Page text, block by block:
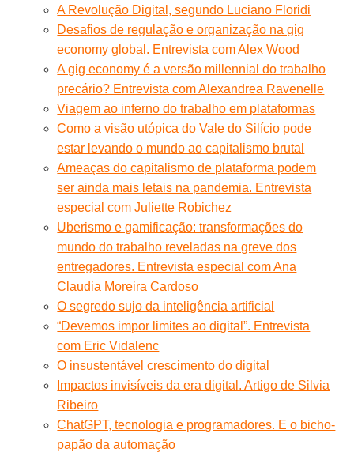
A Revolução Digital, segundo Luciano Floridi
Desafios de regulação e organização na gig
economy global. Entrevista com Alex Wood
A gig economy é a versão millennial do trabalho
precário? Entrevista com Alexandrea Ravenelle
Viagem ao inferno do trabalho em plataformas
Como a visão utópica do Vale do Silício pode
estar levando o mundo ao capitalismo brutal
Ameaças do capitalismo de plataforma podem
ser ainda mais letais na pandemia. Entrevista
especial com Juliette Robichez
Uberismo e gamificação: transformações do
mundo do trabalho reveladas na greve dos
entregadores. Entrevista especial com Ana
Claudia Moreira Cardoso
O segredo sujo da inteligência artificial
“Devemos impor limites ao digital”. Entrevista
com Eric Vidalenc
O insustentável crescimento do digital
Impactos invisíveis da era digital. Artigo de Silvia
Ribeiro
ChatGPT, tecnologia e programadores. E o bicho-
papão da automação